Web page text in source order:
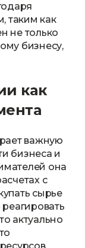
таким как
не только
бизнесу,
как
важную
бизнеса и
она
с
сырье
актуально